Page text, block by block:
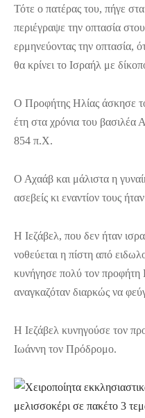
Τότε ο πατέρας του, πήγε
περιέγραψε την οπτασία
ερμηνεύοντας την οπτασία,
θα κρίνει το Ισραήλ με
Ο Προφήτης Ηλίας άσκησε
έτη στα χρόνια του
854 π.Χ.
Ο Αχαάβ και μάλιστα η
ασεβείς κι εναντίον τους
Η Ιεζάβελ, που δεν ήταν
νοθεύεται η πίστη από
κυνήγησε πολύ τον προφήτη
αναγκαζόταν διαρκώς να
Η Ιεζάβελ κυνηγούσε τον
Ιωάννη τον Πρόδρομο.